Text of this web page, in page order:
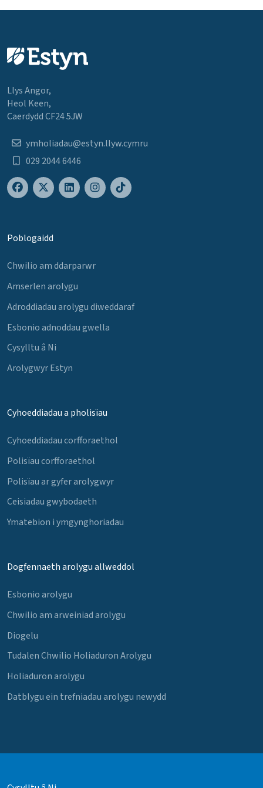
Llys Angor,
Heol Keen,
Caerdydd CF24 5JW
ymholiadau@estyn.llyw.cymru
029 2044 6446
Poblogaidd
Chwilio am ddarparwr
Amserlen arolygu
Adroddiadau arolygu diweddaraf
Esbonio adnoddau gwella
Cysylltu â Ni
Arolygwyr Estyn
Cyhoeddiadau a pholisïau
Cyhoeddiadau corfforaethol
Polisïau corfforaethol
Polisïau ar gyfer arolygwyr
Ceisiadau gwybodaeth
Ymatebion i ymgynghoriadau
Dogfennaeth arolygu allweddol
Esbonio arolygu
Chwilio am arweiniad arolygu
Diogelu
Tudalen Chwilio Holiaduron Arolygu
Holiaduron arolygu
Datblygu ein trefniadau arolygu newydd